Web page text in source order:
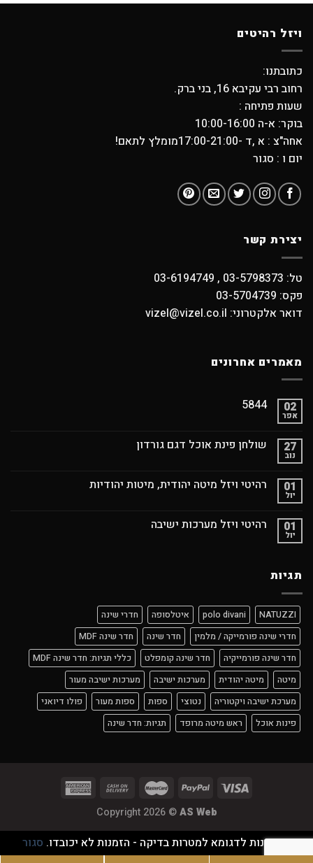
ויזל רהיטים
כתובתנו:
רחוב רבי עקיבא 16, בני ברק.
שעות פתיחה :
בוקר: א-ה 10:00-16:00
אחה"צ : א ,ד -17:00-21:00מומלץ לתאם!
יום ו : סגור
יצירת קשר
טל: 03-5798373 , 03-6194749
פקס: 03-5704739
דואר אלקטרוני: vizel@vizel.co.il
מאמרים אחרונים
02
אפר
5844
27
נוב
שולחן פינת אוכל דגם גורדון
01
יול
רהיטי ויזל מיטה יהודית, מיטות יהודיות
01
יול
רהיטי ויזל מערכות ישיבה
תגיות
NATUZZI
polo divani איטלסופה
חדרי שינה
חדרי שינה פורמייקה / מלמין
חדר שינה
חדר שינה MDF
חדר שינה פורמייקיה
חדר שינה קומפלט
כללי תגיות: חדר שינה MDF
מיטה
מיטה יהודית מערכות ישיבה
מערכות ישיבה מעור
מערכת ישיבה ויקטוריה
נטוצי ספות ספות מעור
פולו דיואני
פינות אוכל
ראש מיטה מרופד תגיות: חדר שינה
Copyright 2026 ©AS Web
זוהי חנות לדגומא למטרות בדיקה - הזמנות לא יכובדו. סגור